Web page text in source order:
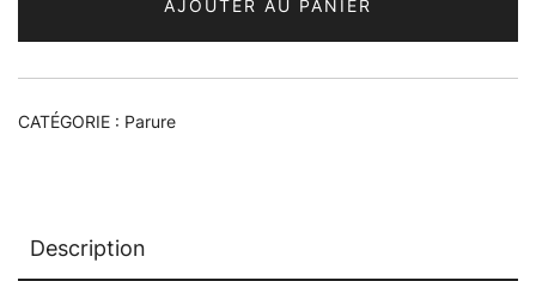
AJOUTER AU PANIER
CATÉGORIE : Parure
Description